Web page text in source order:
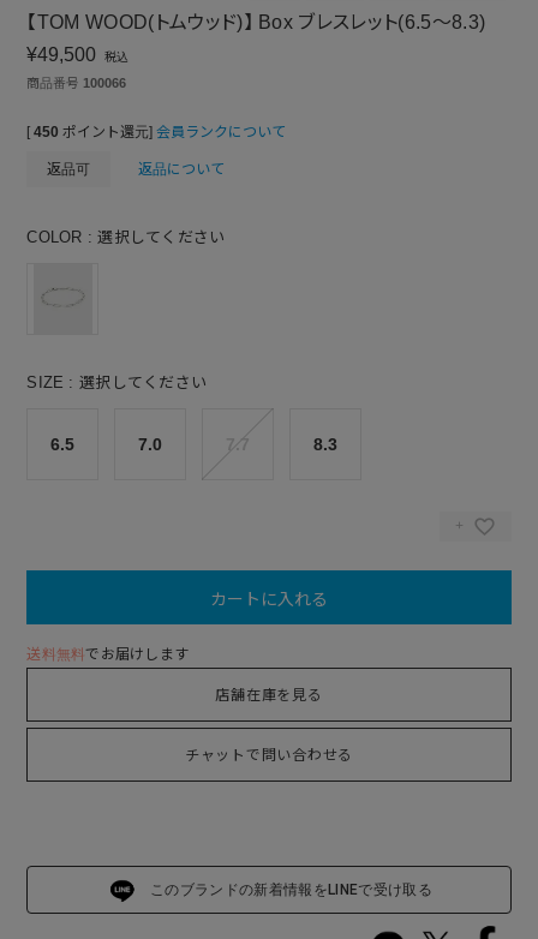
【TOM WOOD(トムウッド)】 Box ブレスレット(6.5～8.3)
¥49,500 税込
商品番号 100066
[ 450 ポイント還元] 会員ランクについて
返品可 返品について
COLOR 選択してください
SIZE 選択してください
6.5 7.0 8.3
カートに入れる
送料無料でお届けします
店舗在庫を見る
チャットで問い合わせる
このブランドの新着情報をLINEで受け取る